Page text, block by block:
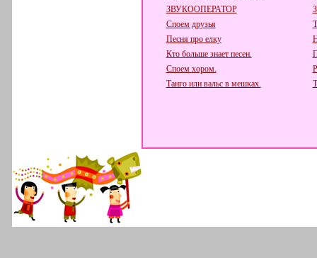
ЗВУКООПЕРАТОР
Споем друзья
Песня про елку
Кто больше знает песен.
Споем хором.
Танго или вальс в мешках.